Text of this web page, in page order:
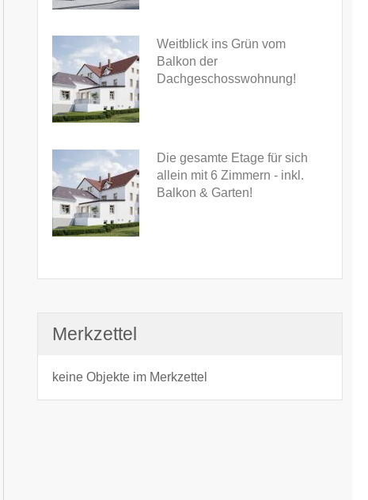
Weitblick ins Grün vom
Balkon der
Dachgeschosswohnung!
Die gesamte Etage für sich
allein mit 6 Zimmern - inkl.
Balkon & Garten!
Merkzettel
keine Objekte im Merkzettel